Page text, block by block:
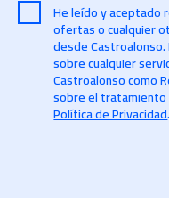
He leído y aceptado
ofertas o cualquier
desde
sobre cualquier
Castroalonso como
sobre el
Política de Privacidad.